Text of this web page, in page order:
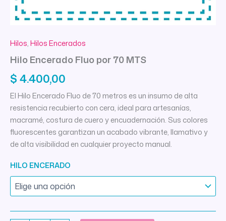
Hilos,Hilos Encerados
Hilo Encerado Fluo por 70 MTS
$4.400,00
El Hilo Encerado Fluo de 70 metros es un insumo de alta
resistencia recubierto con cera, ideal para artesanías,
macramé, costura de cuero y encuadernación. Sus colores
fluorescentes garantizan un acabado vibrante, llamativo y
de alta visibilidad en cualquier proyecto manual.
HILO ENCERADO